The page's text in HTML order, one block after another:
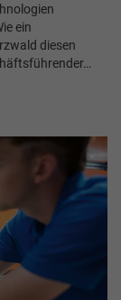
ein
diesen